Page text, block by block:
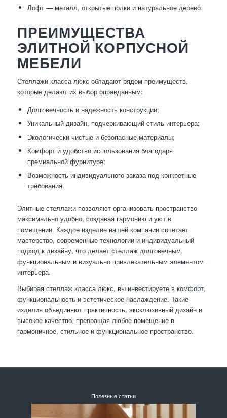
Лофт — металл, открытые полки и натуральное дерево.
ПРЕИМУЩЕСТВА
ЭЛИТНОЙ КОРПУСНОЙ
МЕБЕЛИ
Стеллажи класса люкс обладают рядом преимуществ,
которые делают их выбор оправданным:
Долговечность и надежность конструкции;
Уникальный дизайн, подчеркивающий стиль интерьера;
Экологически чистые и безопасные материалы;
Комфорт и удобство использования благодаря
премиальной фурнитуре;
Возможность индивидуального заказа под конкретные
требования.
Элитные стеллажи позволяют организовать пространство
максимально удобно, создавая гармонию и уют в
помещении. Каждое изделие нашей компании сочетает
мастерство, современные технологии и индивидуальный
подход к дизайну, что делает стеллаж долговечным,
функциональным и визуально привлекательным элементом
интерьера.
Выбирая стеллаж класса люкс, вы инвестируете в комфорт,
функциональность и эстетическое наслаждение. Такие
изделия объединяют практичность, эксклюзивный дизайн и
высокое качество, превращая любое помещение в
гармоничное, стильное и функциональное пространство.
Полезные статьи